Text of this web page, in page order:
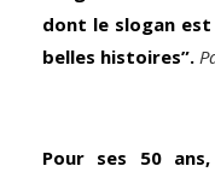
dont le slogan est
belles histoires”.
Pour ses 50 ans,